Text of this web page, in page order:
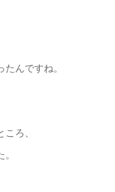
んですね。
ろ、